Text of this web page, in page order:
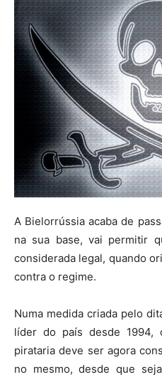
A Bielorrússia acaba de
na sua base, vai permitir
considerada legal, quando
contra o regime.
Numa medida criada pelo
líder do país desde 1994,
pirataria deve ser agora
no mesmo, desde que